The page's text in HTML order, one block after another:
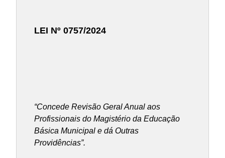
LEI Nº 0757/2024
“Concede Revisão Geral Anual aos
Profissionais do Magistério da Educação
Básica Municipal e dá Outras
Providências”.